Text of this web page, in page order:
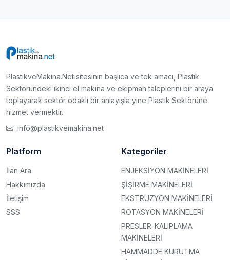
PlastikveMakina.Net sitesinin başlıca ve tek amacı, Plastik
Sektöründeki ikinci el makina ve ekipman taleplerini bir araya
toplayarak sektör odaklı bir anlayışla yine Plastik Sektörüne
hizmet vermektir.
info@plastikvemakina.net
Platform
İlan Ara
Hakkımızda
İletişim
SSS
Kategoriler
ENJEKSİYON MAKİNELERİ
ŞİŞİRME MAKİNELERİ
EKSTRUZYON MAKİNELERİ
ROTASYON MAKİNELERİ
PRESLER-KALIPLAMA
MAKİNELERİ
HAMMADDE KURUTMA